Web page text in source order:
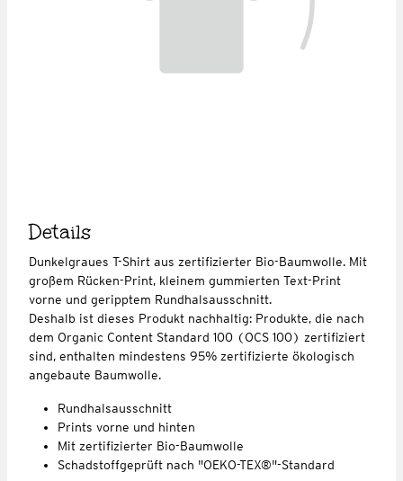
Details
Dunkelgraues T-Shirt aus zertifizierter Bio-Baumwolle. Mit
großem Rücken-Print, kleinem gummierten Text-Print
vorne und geripptem Rundhalsausschnitt.
Deshalb ist dieses Produkt nachhaltig: Produkte, die nach
dem Organic Content Standard 100 (OCS 100) zertifiziert
sind, enthalten mindestens 95% zertifizierte ökologisch
angebaute Baumwolle.
Rundhalsausschnitt
Prints vorne und hinten
Mit zertifizierter Bio-Baumwolle
Schadstoffgeprüft nach "OEKO-TEX®"-Standard